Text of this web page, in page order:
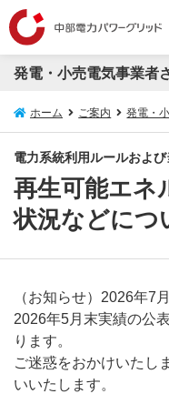
発電・小売電気事業者
発電・小売電気事業
電力自由化の概要
託送供給などのご案内
系統連系受電サービ
ホーム ご案内 発電・
電力系統利用ルールおよ
再生可能エネ
状況などにつ
（お知らせ）2026年7
2026年5月末実績の公
ります。
ご迷惑をおかけいたし
いいたします。